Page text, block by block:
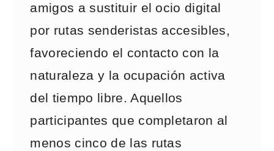
amigos a sustituir el ocio digital
por rutas senderistas accesibles,
favoreciendo el contacto con la
naturaleza y la ocupación activa
del tiempo libre. Aquellos
participantes que completaron al
menos cinco de las rutas